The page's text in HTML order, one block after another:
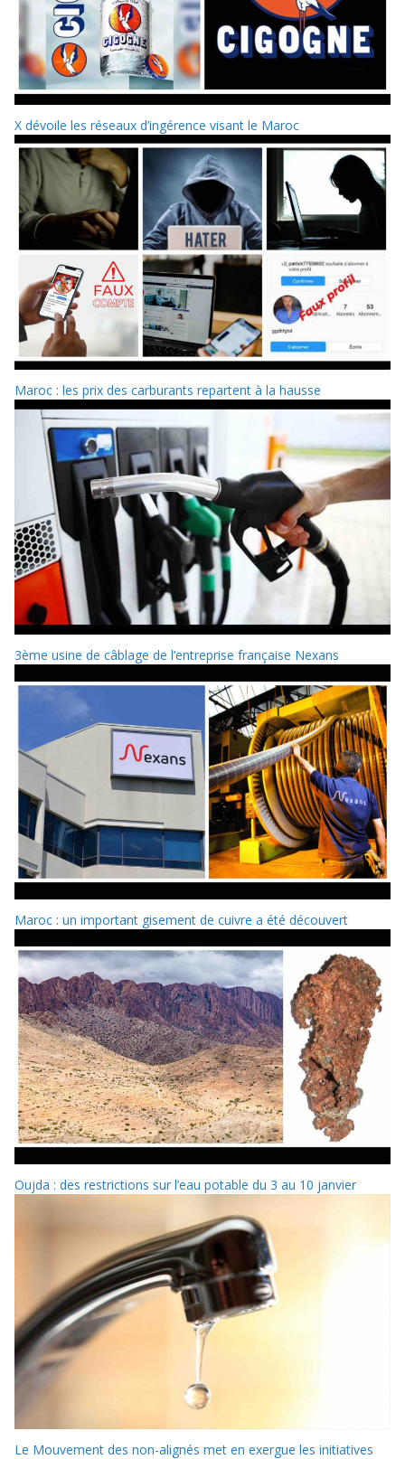
X dévoile les réseaux d’ingérence visant le Maroc
Maroc : les prix des carburants repartent à la hausse
3ème usine de câblage de l’entreprise française Nexans
Maroc : un important gisement de cuivre a été découvert
Oujda : des restrictions sur l’eau potable du 3 au 10 janvier
Le Mouvement des non-alignés met en exergue les initiatives